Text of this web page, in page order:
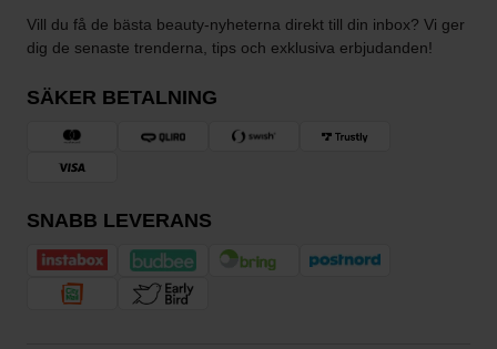
Vill du få de bästa beauty-nyheterna direkt till din inbox? Vi ger
dig de senaste trenderna, tips och exklusiva erbjudanden!
SÄKER BETALNING
SNABB LEVERANS